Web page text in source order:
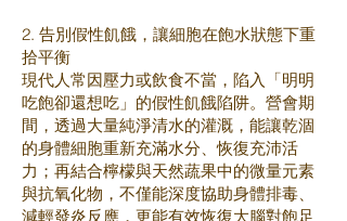
2. 告別假性飢餓，讓細胞在飽水狀態下重
拾平衡
現代人常因壓力或飲食不當，陷入「明明
吃飽卻還想吃」的假性飢餓陷阱。營會期
間，透過大量純淨清水的灌溉，能讓乾涸
的身體細胞重新充滿水分、恢復充沛活
力；再結合檸檬與天然蔬果中的微量元素
與抗氧化物，不僅能深度協助身體排毒、
減輕發炎反應，更能有效恢復大腦對飽足